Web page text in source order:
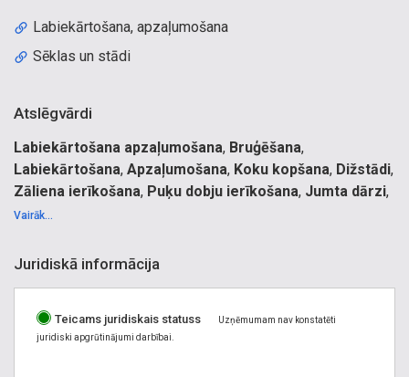
Labiekārtošana, apzaļumošana
Sēklas un stādi
Atslēgvārdi
Labiekārtošana apzaļumošana, Bruģēšana,
Labiekārtošana, Apzaļumošana, Koku kopšana, Dižstādi,
Zāliena ierīkošana, Puķu dobju ierīkošana, Jumta dārzi,
Sniega tīrīšana
apstādījumu, zālienu ierīkošana. Paklājzāliens,
Rotaļu un sporta laukumi. Ceļu, trotuāru un laukumu
bruģēšana. Elastopave seguma ieklāšana. Līmēto oļu un
Vairāk...
Juridiskā informācija
Teicams juridiskais statuss
Uzņēmumam nav konstatēti
juridiski apgrūtinājumi darbībai.